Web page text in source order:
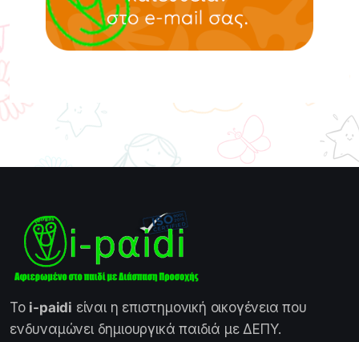
Το i-paidi είναι η επιστημονική οικογένεια που
ενδυναμώνει δημιουργικά παιδιά με ΔΕΠΥ.